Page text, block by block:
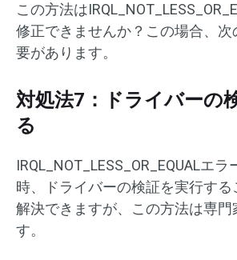
この方法は
修正できませんか？この場合、
要があります。
対処法7：ドライバーの
る
IRQL_NOT_LESS_OR_EQUALエ
時、ドライバーの検証を実行する
解決できますが、この方法は専門
す。